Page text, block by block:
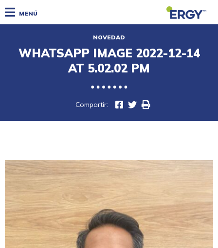
MENÚ
NOVEDAD
WHATSAPP IMAGE 2022-12-14
AT 5.02.02 PM
Compartir: